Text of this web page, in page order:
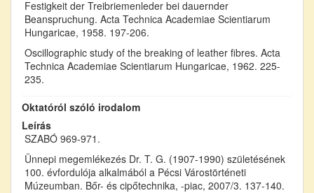
Festigkeit der Treibriemenleder bei dauernder
Beanspruchung. Acta Technica Academiae Scientiarum
Hungaricae, 1958. 197-206.
Oscillographic study of the breaking of leather fibres. Acta
Technica Academiae Scientiarum Hungaricae, 1962. 225-
235.
Oktatóról szóló irodalom
Leírás
SZABÓ 969-971.
Ünnepi megemlékezés Dr. T. G. (1907-1990) születésének
100. évfordulója alkalmából a Pécsi Várostörténeti
Múzeumban. Bőr- és cipőtechnika, -piac, 2007/3. 137-140.